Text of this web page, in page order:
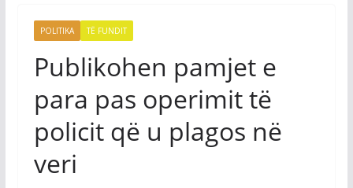
POLITIKA TË FUNDIT
Publikohen pamjet e
para pas operimit të
policit që u plagos në
veri